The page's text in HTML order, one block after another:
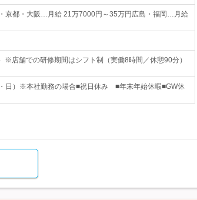
京都・大阪…月給 21万7000円～35万円広島・福岡…月給
店舗での研修期間はシフト制（実働8時間／休憩90分）
日）※本社勤務の場合■祝日休み ■年末年始休暇■GW休